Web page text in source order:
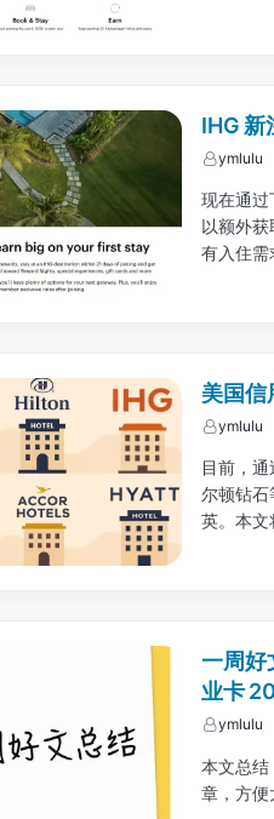
IHG
ymlulu
现在通过
以额外
有入住需
美国信
ymlulu
目前，
尔顿钻石
英。本文
一周好
业卡
ymlulu
本文总
章，方便